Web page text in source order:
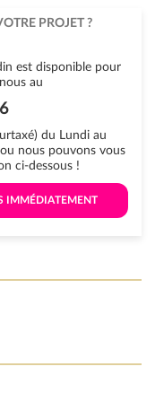
PROJET ?
est disponible pour
au
du Lundi au
nous pouvons vous
ci-dessous !
IMMÉDIATEMENT